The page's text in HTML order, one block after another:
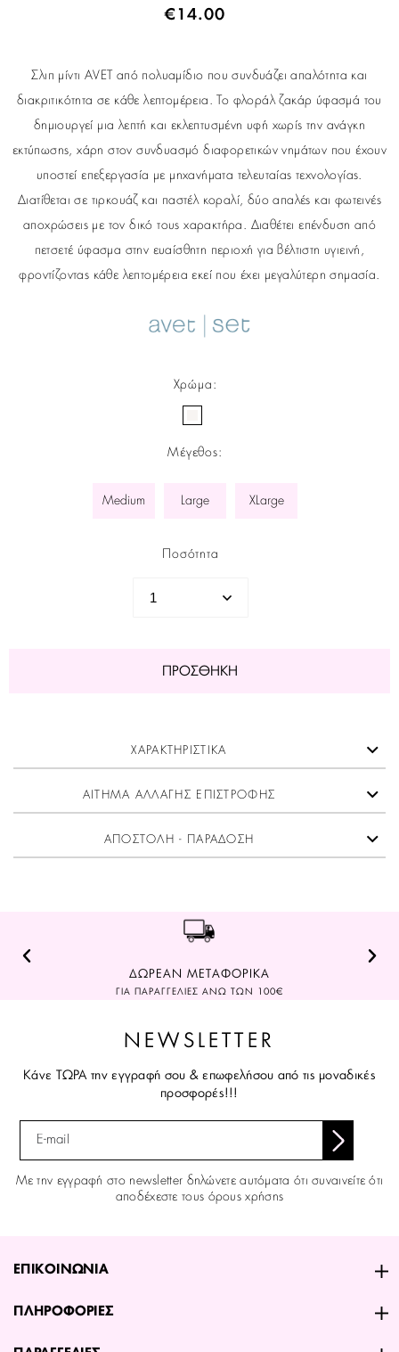
€ 14.00
Σλιπ μίντι AVET από πολυαμίδιο που συνδυάζει απαλότητα και
διακριτικότητα σε κάθε λεπτομέρεια. Το φλοράλ ζακάρ ύφασμά του
δημιουργεί μια λεπτή και εκλεπτυσμένη υφή χωρίς την ανάγκη
εκτύπωσης, χάρη στον συνδυασμό διαφορετικών νημάτων που έχουν
υποστεί επεξεργασία με μηχανήματα τελευταίας τεχνολογίας.
Διατίθεται σε τιρκουάζ και παστέλ κοραλί, δύο απαλές και φωτεινές
αποχρώσεις με τον δικό τους χαρακτήρα. Διαθέτει επένδυση από
πετσετέ ύφασμα στην ευαίσθητη περιοχή για βέλτιστη υγιεινή,
φροντίζοντας κάθε λεπτομέρεια εκεί που έχει μεγαλύτερη σημασία.
Χρώμα :
Μέγεθος:
Medium Large XLarge
Ποσότητα
ΠΡΟΣΘΉΚΗ
ΧΑΡΑΚΤΗΡΙΣΤΙΚΑ
ΑΙΤΗΜΑ ΑΛΛΑΓΗΣ ΕΠΙΣΤΡΟΦΗΣ
ΑΠΟΣΤΟΛΗ - ΠΑΡΑΔΟΣΗ
ΔΩΡΕΑΝ ΜΕΤΑΦΟΡΙΚΑ
ΓΙΑ ΠΑΡΑΓΓΕΛΙΕΣ ΑΝΩ ΤΩΝ 100€
NEWSLETTER
Κάνε ΤΩΡΑ την εγγραφή σου & επωφελήσου από τις μοναδικές
προσφορές!!!
Με την εγγραφή στο newsletter δηλώνετε αυτόματα ότι συναινείτε ότι
αποδέχεστε τους όρους χρήσης
ΕΠΙΚΟΙΝΩΝΙΑ
ΠΛΗΡΟΦΟΡΙΕΣ